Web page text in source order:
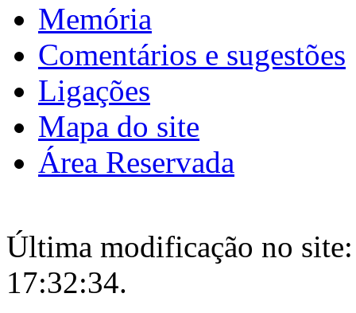
Memória
Comentários e sugestões
Ligações
Mapa do site
Área Reservada
Última modificação no
17:32:34.